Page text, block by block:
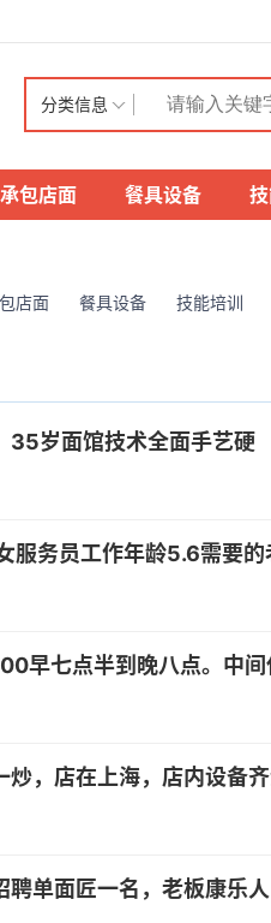
分类信息
承包店面 餐具设备
店面 餐具设备 技能培训
35岁面馆技术全面手艺硬
服务员工作年龄5.6需要的
早七点半到晚八点。中
炒，店在上海，店内设备
聘单面匠一名，老板康乐